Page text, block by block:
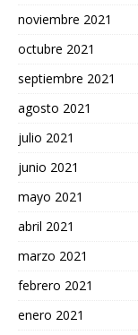
noviembre 2021
octubre 2021
septiembre 2021
agosto 2021
julio 2021
junio 2021
mayo 2021
abril 2021
marzo 2021
febrero 2021
enero 2021